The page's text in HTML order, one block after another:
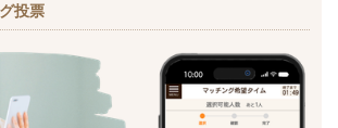
投票